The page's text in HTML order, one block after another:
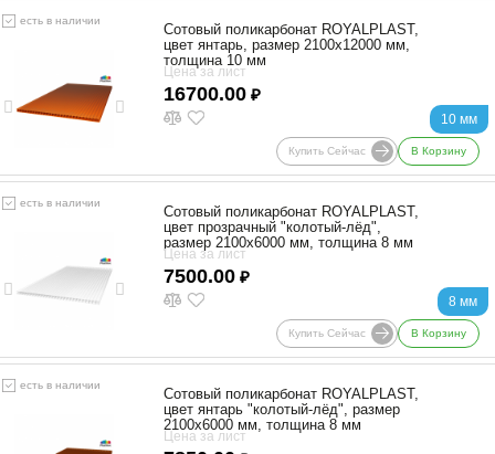
есть в наличии
10 мм
Сотовый поликарбонат ROYALPLAST,
цвет янтарь, размер 2100x12000 мм,
толщина 10 мм
Цена за лист
16700.00 ₽
Купить Сейчас В Корзину
есть в наличии
8 мм
Сотовый поликарбонат ROYALPLAST,
цвет прозрачный "колотый-лёд",
размер 2100x6000 мм, толщина 8 мм
Цена за лист
7500.00 ₽
Купить Сейчас В Корзину
есть в наличии
Сотовый поликарбонат ROYALPLAST,
цвет янтарь "колотый-лёд", размер
2100x6000 мм, толщина 8 мм
Цена за лист